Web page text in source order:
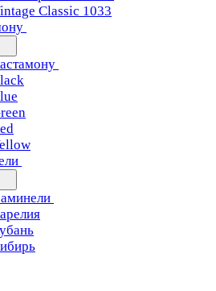
Classic 1033